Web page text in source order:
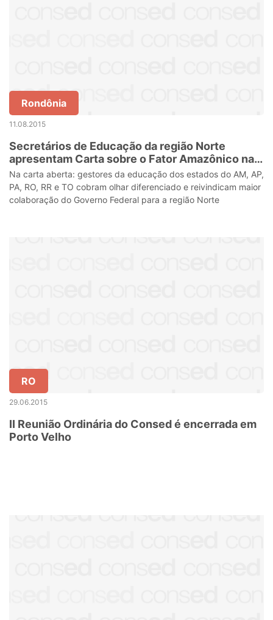
Rondônia
11.08.2015
Secretários de Educação da região Norte
apresentam Carta sobre o Fator Amazônico na
Educação
Na carta aberta: gestores da educação dos estados do AM, AP,
PA, RO, RR e TO cobram olhar diferenciado e reivindicam maior
colaboração do Governo Federal para a região Norte
RO
29.06.2015
II Reunião Ordinária do Consed é encerrada em
Porto Velho